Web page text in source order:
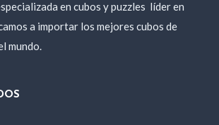
en cubos y puzzles líder en
a importar los mejores cubos de
mundo.